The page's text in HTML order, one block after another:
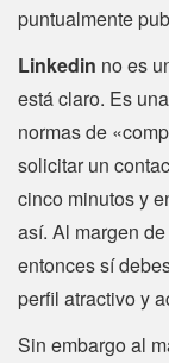
puntualmente
Linkedin no es
está claro. Es
normas de
solicitar un
cinco minutos y
así. Al margen
entonces sí
perfil atractivo y
Sin embargo al